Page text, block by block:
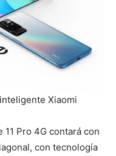
Xiaomi
Pro 4G contará con
con tecnología